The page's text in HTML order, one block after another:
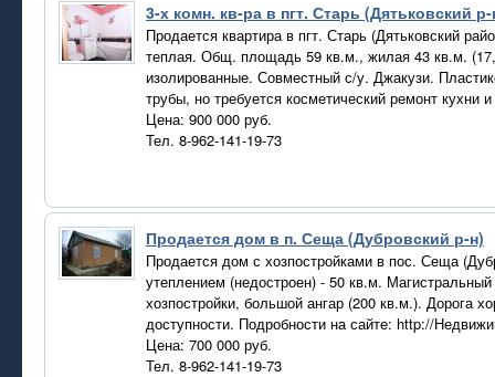
3-х комн. кв-ра в пгт. Старь (Дятьковский
Продается квартира в пгт. Старь (Дятьковский
теплая. Общ. площадь 59 кв.м., жилая 43 кв.м.
изолированные. Совместный с/у. Джакузи.
трубы, но требуется косметический ремонт
Цена: 900 000 руб.
Тел. 8-962-141-19-73
Продается дом в п. Сеща (Дубровский р-н)
Продается дом с хозпостройками в пос. Сеща
утеплением (недостроен) - 50 кв.м.
хозпостройки, большой ангар (200 кв.м.). Дорога
доступности. Подробности на сайте: http://
Цена: 700 000 руб.
Тел. 8-962-141-19-73